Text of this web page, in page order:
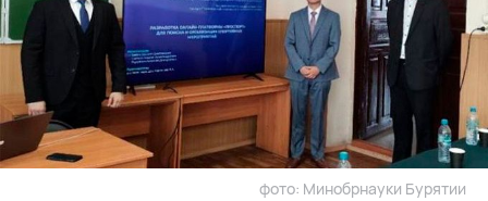
фото: Минобрнауки Бурятии